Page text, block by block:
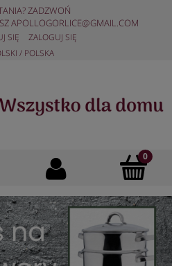
ZADZWOŃ
APOLLOGORLICE@GMAIL.COM
SIĘ ZALOGUJ SIĘ